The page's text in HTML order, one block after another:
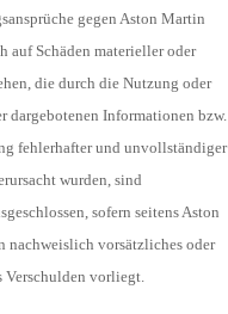
gegen Aston Martin
auf Schäden materieller oder
die durch die Nutzung oder
dargebotenen Informationen bzw.
fehlerhafter und unvollständiger
wurden, sind
sofern seitens Aston
nachweislich vorsätzliches oder
Verschulden vorliegt.